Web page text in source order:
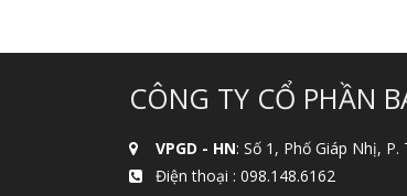
CÔNG TY CỔ PHẦN
VPGD - HN: Số 1, Phố Giáp Nhị,
Điện thoại : 098.148.6162